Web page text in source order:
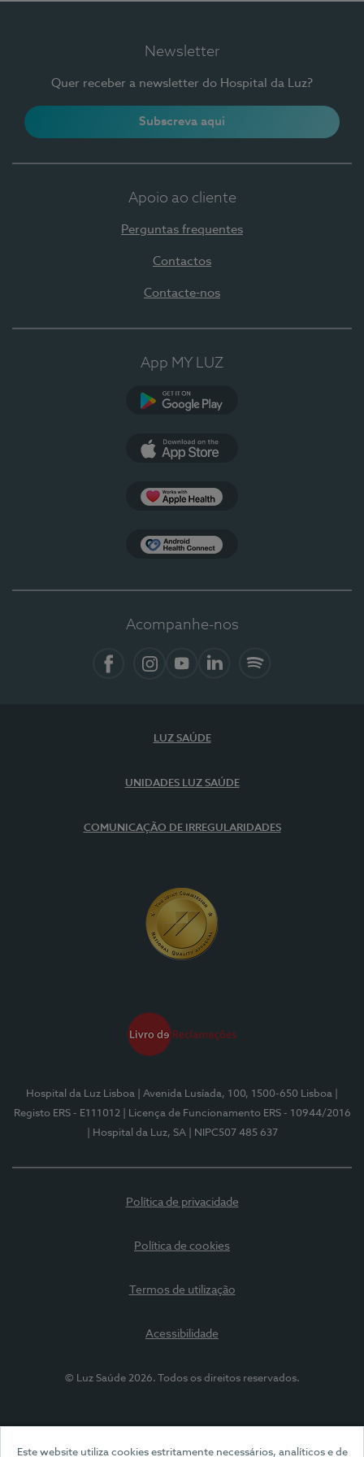
Este website utiliza cookies estritamente necessários, analíticos e de
Newsletter
Quer receber a newsletter do Hospital da Luz?
Subscreva aqui
Apoio ao cliente
Perguntas frequentes
Contactos
Contacte-nos
App MY LUZ
Acompanhe-nos
LUZ SAÚDE
UNIDADES LUZ SAÚDE
COMUNICAÇÃO DE IRREGULARIDADES
Hospital da Luz Lisboa | Avenida Lusíada, 100, 1500-650 Lisboa
Registo ERS - E111012
| Licença de Funcionamento ERS - 10944/2016
| Hospital da Luz, SA
| NIPC507 485 637
Política de privacidade
Política de cookies
Termos de utilização
Acessibilidade
© Luz Saúde 2026. Todos os direitos reservados.